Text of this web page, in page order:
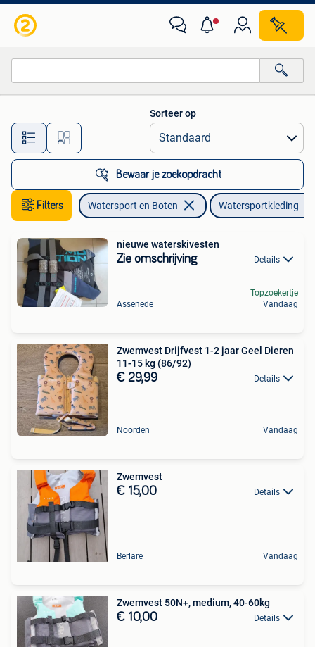
Alle afstanden…
Sorteer op
Bewaar je zoekopdracht
Filters Watersport en Boten Watersportkleding
nieuwe waterskivesten
Zie omschrijving Details
Assenede
Topzoekertje
Vandaag
Zwemvest Drijfvest 1-2 jaar Geel Dieren
11-15 kg (86/92)
€ 29,99 Details
Noorden Vandaag
Zwemvest
€ 15,00 Details
Berlare Vandaag
Zwemvest 50N+, medium, 40-60kg
€ 10,00 Details